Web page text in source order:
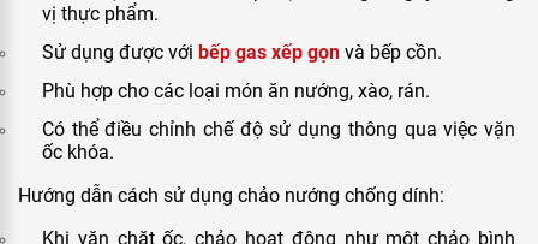
vị thực phẩm.
Sử dụng được với bếp gas xếp gọn và bếp cồn.
Phù hợp cho các loại món ăn nướng, xào, rán.
Có thể điều chỉnh chế độ sử dụng thông qua việc vặn
ốc khóa.
Hướng dẫn cách sử dụng chảo nướng chống dính:
Khi vặn chặt ốc, chảo hoạt động như một chảo bình